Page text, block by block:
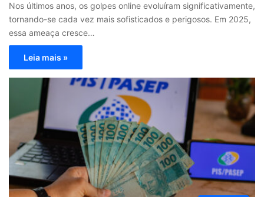
Nos últimos anos, os golpes online evoluíram significativamente,
tornando-se cada vez mais sofisticados e perigosos. Em 2025,
essa ameaça cresce…
Leia mais »